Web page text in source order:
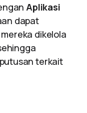
Aplikasi
dapat
dikelola
terkait